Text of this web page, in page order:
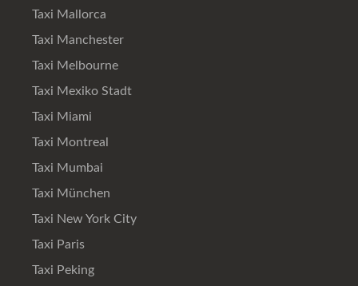
Taxi Mallorca
Taxi Manchester
Taxi Melbourne
Taxi Mexiko Stadt
Taxi Miami
Taxi Montreal
Taxi Mumbai
Taxi München
Taxi New York City
Taxi Paris
Taxi Peking